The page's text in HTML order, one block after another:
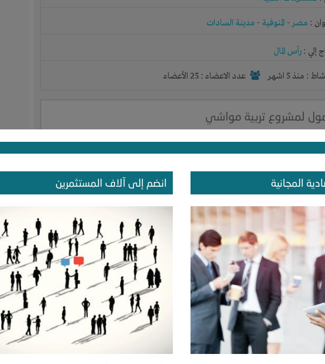
المجانية انضم إلى آلاف المستثمرين
: مصر- المنوفية - مدينة السادات
إلي : رأس المال
: منذ 5 اشهر عدد الاعضاء : 25 الأعضاء
لمشروع تربية مواشي
:مصر-القاهرة-مصر الجديدة
إلي :رأس المال
: منذ 5 اشهر عدد الاعضاء : 0 الأعضاء
:مشروع سياحي
:
-انواكشوط -تفرغ زين
إلي :رأس المال